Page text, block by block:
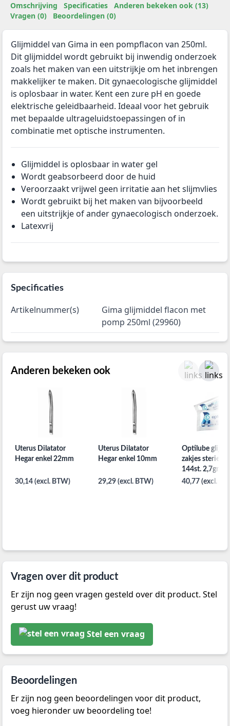
Omschrijving Specificaties
Anderen bekeken ook (13)
Vragen (0)
Beoordelingen (0)
Glijmiddel van Gima in een pompflacon van 250ml.
Dit glijmiddel wordt gebruikt bij inwendig onderzoek
zoals het maken van een uitstrijkje om het inbrengen
makkelijker te maken. Dit gynaecologische glijmiddel
is oplosbaar in water. Kent een zure pH en goede
elektrische geleidbaarheid. Ideaal voor het gebruik
met bepaalde ultrageluidstoepassingen of in
combinatie met optische instrumenten.
Glijmiddel is oplosbaar in water gel
Wordt geabsorbeerd door de huid
Veroorzaakt vrijwel geen irritatie aan het slijmvlies
Wordt gebruikt bij het maken van bijvoorbeeld
een uitstrijkje of ander gynaecologisch onderzoek.
Latexvrij
Specificaties
Artikelnummer(s)
Gima glijmiddel flacon met
pomp 250ml (29960)
Anderen bekeken ook
Uterus Dilatator
Hegar enkel 22mm
30,14 (excl. BTW)
Uterus Dilatator
Hegar enkel 10mm
29,29 (excl. BTW)
Optilube
zakjes steriel
144st. 2,7gr.
40,77 (excl.
Vragen over dit product
Er zijn nog geen vragen gesteld over dit product. Stel
gerust uw vraag!
Stel een vraag
Beoordelingen
Er zijn nog geen beoordelingen voor dit product,
voeg hieronder uw beoordeling toe!